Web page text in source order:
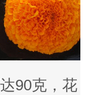
90克，花